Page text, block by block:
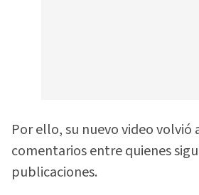
Por ello, su nuevo video volvió
comentarios entre quienes
publicaciones.